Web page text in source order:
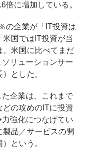
倍に増加している。
の企業が「IT投資は
国ではIT投資が当
、米国に比べてまだ
リューションサー
とした。
企業は、これまで
の攻めのITに投資
強化につなげてい
品／サービスの開
という。